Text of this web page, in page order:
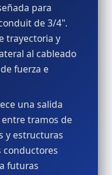
para
de 3/4".
trayectoria y
al cableado
fuerza e
una salida
tramos de
y estructuras
conductores
futuras